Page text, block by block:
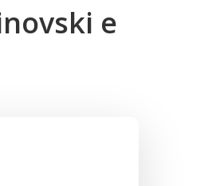
e